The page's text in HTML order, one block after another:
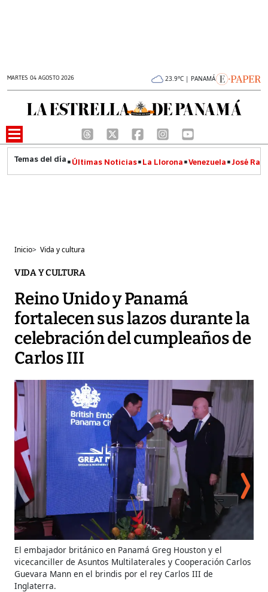
MARTES 04 AGOSTO 2026 23.9°C | PANAMÁ
Últimas Noticias La Llorona Venezuela José
Inicio> Vida y cultura
VIDA Y CULTURA
Reino Unido y Panamá
fortalecen sus lazos durante la
celebración del cumpleaños de
Carlos III
El embajador británico en Panamá Greg Houston y el
vicecanciller de Asuntos Multilaterales y Cooperación Carlos
Guevara Mann en el brindis por el rey Carlos III de
Inglaterra.